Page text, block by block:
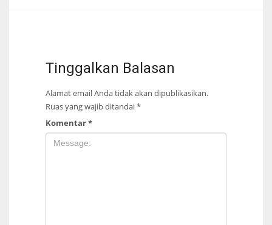
Tinggalkan Balasan
Alamat email Anda tidak akan dipublikasikan.
Ruas yang wajib ditandai*
Komentar*